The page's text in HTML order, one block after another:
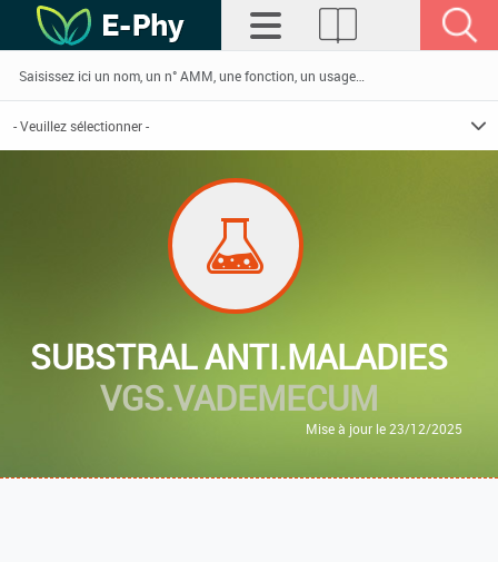
SUBSTRAL ANTI.MALADIES
VGS.VADEMECUM
Mise à jour le 23/12/2025